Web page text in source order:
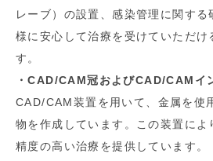
レーブ）の設置、感染管理に関す
様に安心して治療を受けていただけ
す。
・CAD/CAM冠およびCAD/CAMイ
CAD/CAM装置を用いて、金属を使
物を作成しています。この装置によ
精度の高い治療を提供しています。